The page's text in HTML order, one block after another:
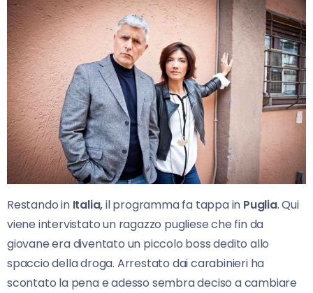
Restando in Italia,il programma fa tappa in Puglia. Qui
viene intervistato un ragazzo pugliese che fin da
giovane era diventato un piccolo boss dedito allo
spaccio della droga. Arrestato dai carabinieri ha
scontato la pena e adesso sembra deciso a cambiare